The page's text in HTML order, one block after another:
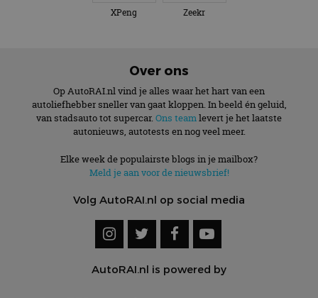
XPeng Zeekr
Over ons
Op AutoRAI.nl vind je alles waar het hart van een
autoliefhebber sneller van gaat kloppen. In beeld én geluid,
van stadsauto tot supercar. Ons teamlevert je het laatste
autonieuws, autotests en nog veel meer.
Elke week de populairste blogs in je mailbox?
Meld je aan voor de nieuwsbrief!
Volg AutoRAI.nl op social media
AutoRAI.nl is powered by